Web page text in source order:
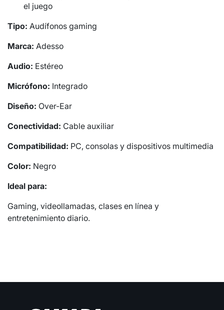
el juego
Tipo: Audífonos gaming
Marca: Adesso
Audio: Estéreo
Micrófono: Integrado
Diseño: Over-Ear
Conectividad: Cable auxiliar
Compatibilidad: PC, consolas y dispositivos multimedia
Color: Negro
Ideal para:
Gaming, videollamadas, clases en línea y
entretenimiento diario.